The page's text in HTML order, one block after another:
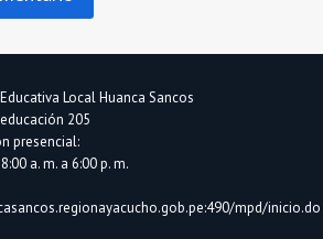
Local Huanca Sancos
205
presencial:
a. m. a 6:00 p. m.
mpd/inicio.do